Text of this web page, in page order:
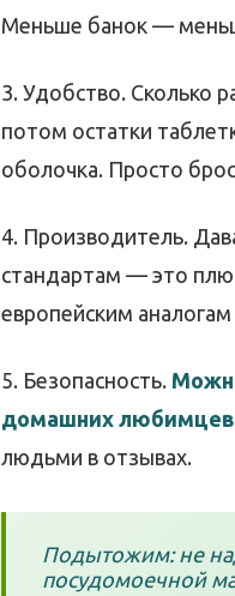
Меньше банок —
3. Удобство. Сколько
потом остатки
оболочка. Просто
4. Производитель.
стандартам — это
европейским
5. Безопасность.
домашних
людьми в отзывах.
Подытожим: не
посудомоечной